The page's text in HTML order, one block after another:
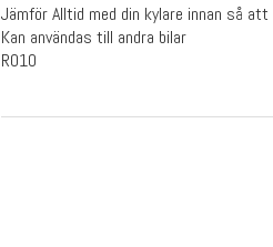
Jämför Alltid med din kylare innan så
Kan användas till andra bilar
R010